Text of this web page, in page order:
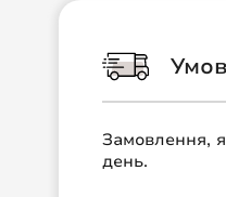
Замовлення,
день.